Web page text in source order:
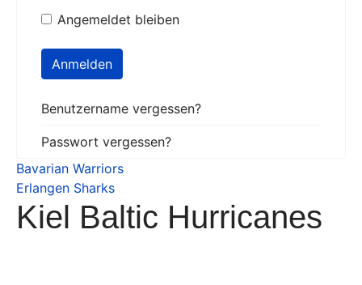
Angemeldet bleiben
Anmelden
Benutzername vergessen?
Passwort vergessen?
Bavarian Warriors
Erlangen Sharks
Kiel Baltic Hurricanes